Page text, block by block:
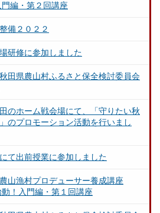
門編・第２回講座
備２０２２
研修に参加しました
田県農山村ふるさと保全検討委員会
のホーム戦会場にて、「守りたい秋
のプロモーション活動を行いまし
て出前授業に参加しました
山漁村プロデューサー養成講座
動！入門編・第１回講座